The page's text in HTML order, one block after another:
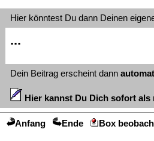
Hier könntest Du dann Deinen
...
Dein Beitrag erscheint dann
Hier kannst Du Dich sofort
Anfang Ende Box